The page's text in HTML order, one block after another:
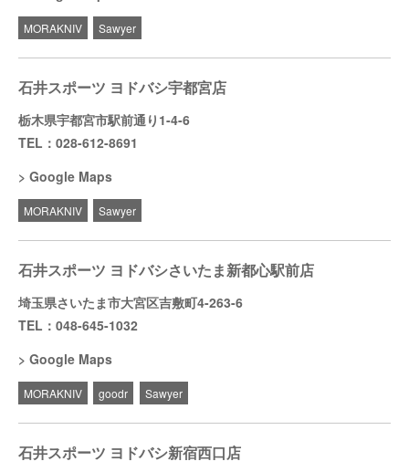
MORAKNIV Sawyer
石井スポーツ ヨドバシ宇都宮店
栃木県宇都宮市駅前通り1-4-6
TEL：028-612-8691
Google Maps
MORAKNIV Sawyer
石井スポーツ ヨドバシさいたま新都心駅前店
埼玉県さいたま市大宮区吉敷町4-263-6
TEL：048-645-1032
Google Maps
MORAKNIV goodr Sawyer
石井スポーツ ヨドバシ新宿西口店